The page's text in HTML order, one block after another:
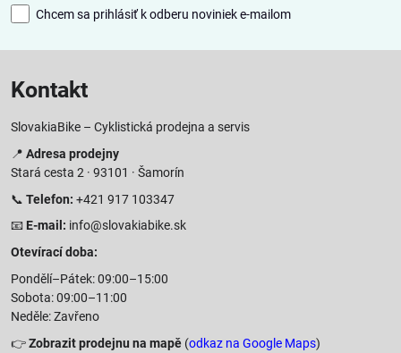
Chcem sa prihlásiť k odberu noviniek e-mailom
Kontakt
SlovakiaBike – Cyklistická prodejna a servis
📍 Adresa prodejny
Stará cesta 2 · 93101 · Šamorín
📞 Telefon: +421 917 103347
📧 E-mail: info@slovakiabike.sk
Otevírací doba:
Pondělí–Pátek: 09:00–15:00
Sobota: 09:00–11:00
Neděle: Zavřeno
👉Zobrazit prodejnu na mapě (odkaz na Google Maps)